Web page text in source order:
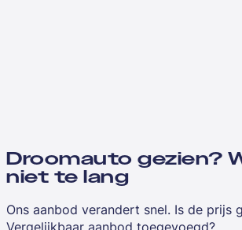
Droomauto gezien?
niet te lang
Ons aanbod verandert snel. Is de prijs
Vergelijkbaar aanbod toegevoegd?